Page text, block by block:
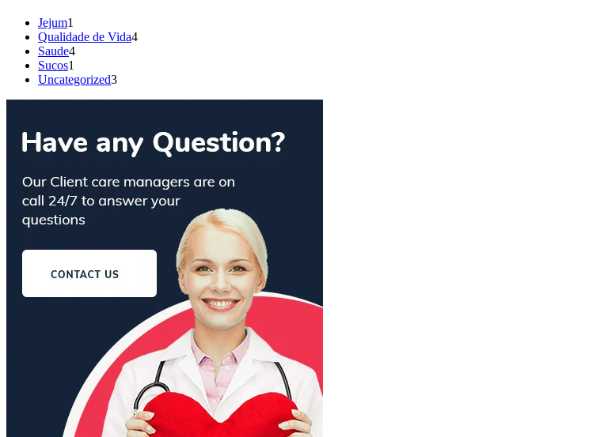
Jejum1
Qualidade de Vida4
Saude4
Sucos1
Uncategorized3